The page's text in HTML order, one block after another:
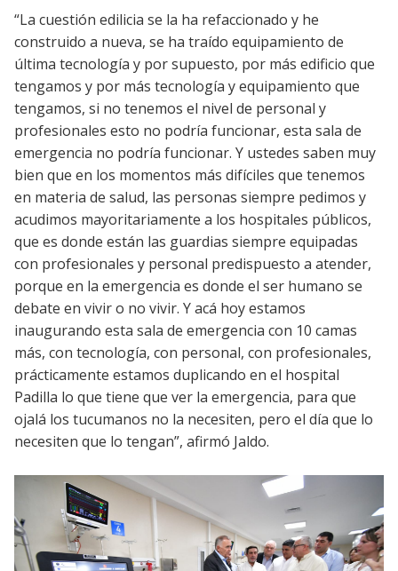
“La cuestión edilicia se la ha refaccionado y he
construido a nueva, se ha traído equipamiento de
última tecnología y por supuesto, por más edificio que
tengamos y por más tecnología y equipamiento que
tengamos, si no tenemos el nivel de personal y
profesionales esto no podría funcionar, esta sala de
emergencia no podría funcionar. Y ustedes saben muy
bien que en los momentos más difíciles que tenemos
en materia de salud, las personas siempre pedimos y
acudimos mayoritariamente a los hospitales públicos,
que es donde están las guardias siempre equipadas
con profesionales y personal predispuesto a atender,
porque en la emergencia es donde el ser humano se
debate en vivir o no vivir. Y acá hoy estamos
inaugurando esta sala de emergencia con 10 camas
más, con tecnología, con personal, con profesionales,
prácticamente estamos duplicando en el hospital
Padilla lo que tiene que ver la emergencia, para que
ojalá los tucumanos no la necesiten, pero el día que lo
necesiten que lo tengan”, afirmó Jaldo.